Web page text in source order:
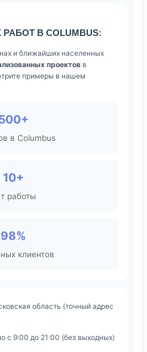
В COLUMBUS:
и ближайших населенных
проектов в
примеры в нашем
в Columbus
10+
работы
98%
клиентов
область (точный адрес
с 9:00 до 21:00 (без выходных)